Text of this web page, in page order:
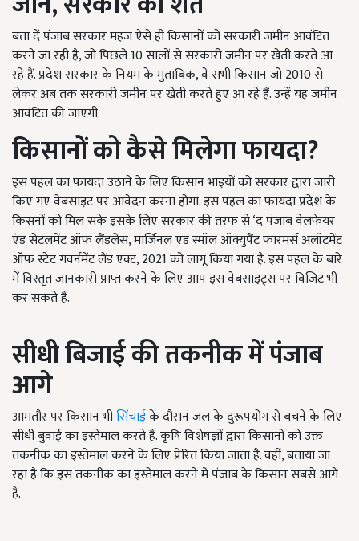
बता दें पंजाब सरकार महज ऐसे ही किसानों को सरकारी जमीन आवंटित
करने जा रही है, जो पिछले 10 सालों से सरकारी जमीन पर खेती करते आ
रहे हैं. प्रदेश सरकार के नियम के मुताबिक, वे सभी किसान जो 2010 से
लेकर अब तक सरकारी जमीन पर खेती करते हुए आ रहे हैं. उन्हें यह जमीन
आवंटित की जाएगी.
किसानों को कैसे मिलेगा फायदा?
इस पहल का फायदा उठाने के लिए किसान भाइयों को सरकार द्वारा जारी
किए गए वेबसाइट पर आवेदन करना होगा. इस पहल का फायदा प्रदेश के
किसनों को मिल सके इसके लिए सरकार की तरफ से ‘द पंजाब वेलफेयर
एंड सेटलमेंट ऑफ लैंडलेस, मार्जिनल एंड स्मॉल ऑक्युपैंट फारमर्स अलॉटमेंट
ऑफ स्टेट गवर्नमेंट लैंड एक्ट, 2021 को लागू किया गया है. इस पहल के बारे
में विस्तृत जानकारी प्राप्त करने के लिए आप इस वेबसाइट्स पर विजिट भी
कर सकते हैं.
सीधी बिजाई की तकनीक में पंजाब
आगे
आमतौर पर किसान भीसिंचाईके दौरान जल के दुरूपयोग से बचने के लिए
सीधी बुवाई का इस्तेमाल करते हैं. कृषि विशेषज्ञों द्वारा किसानों को उक्त
तकनीक का इस्तेमाल करने के लिए प्रेरित किया जाता है. वहीं, बताया जा
रहा है कि इस तकनीक का इस्तेमाल करने में पंजाब के किसान सबसे आगे
हैं.